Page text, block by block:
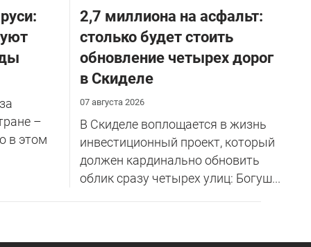
–
в этом
2,7 миллиона на асфальт:
столько будет стоить
обновление четырех дорог
в Скиделе
07 августа 2026
В Скиделе воплощается в жизнь
инвестиционный проект, который
должен кардинально обновить
облик сразу четырех улиц: Богуш...